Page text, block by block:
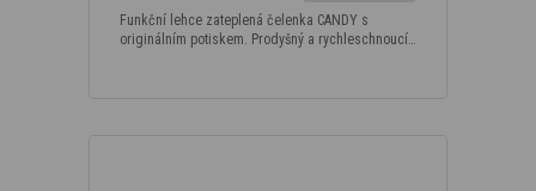
Funkční lehce zateplená čelenka CANDY s
originálním potiskem. Prodyšný a rychleschnoucí…